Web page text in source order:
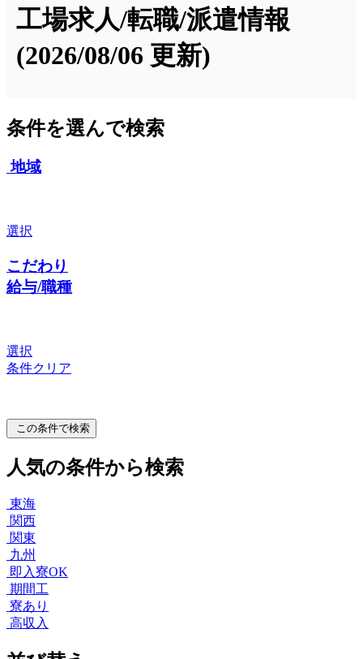
工場求人/転職/派遣情報
(2026/08/06 更新)
条件を選んで検索
地域
選択
こだわり
給与/職種
選択
条件クリア
この条件で検索
人気の条件から検索
東海
関西
関東
九州
即入寮OK
期間工
寮あり
高収入